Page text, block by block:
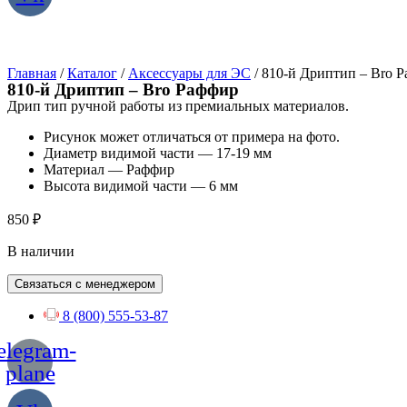
Главная /Каталог / Аксессуары для ЭС / 810-й Дриптип – Bro
810-й Дриптип – Bro Раффир
Дрип тип ручной работы из премиальных материалов.
Рисунок может отличаться от примера на фото.
Диаметр видимой части — 17-19 мм
Материал — Раффир
Высота видимой части — 6 мм
850 ₽
В наличии
Связаться с менеджером
8 (800) 555-53-87
plane